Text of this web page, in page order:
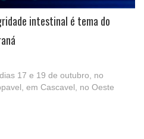
intestinal é tema do
17 e 19 de outubro, no
em Cascavel, no Oeste